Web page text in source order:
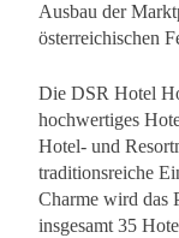
Ausbau der
österreichischen
Die DSR Hotel
hochwertiges
Hotel- und
traditionsreiche
Charme wird das
insgesamt 35